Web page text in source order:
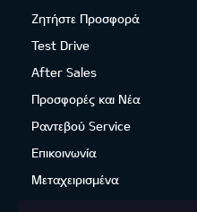
Ζητήστε Προσφορά
Test Drive
After Sales
Προσφορές και Νέα
Ραντεβού Service
Επικοινωνία
Μεταχειρισμένα